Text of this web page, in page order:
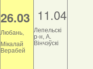
26.03
Любань,
Мікалай
Верабей
11.04
Лепельскі
р-н, А.
Вінчэўскі